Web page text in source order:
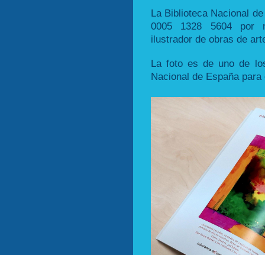
La Biblioteca Nacional
0005 1328 5604 por
ilustrador de obras de
La foto es de uno de
Nacional de España